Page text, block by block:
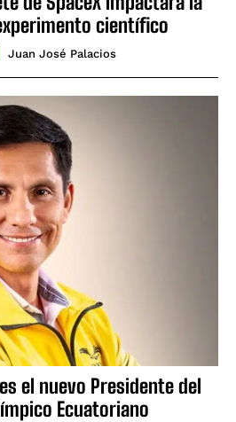
científico
Juan José Palacios
el nuevo Presidente del
Ecuatoriano